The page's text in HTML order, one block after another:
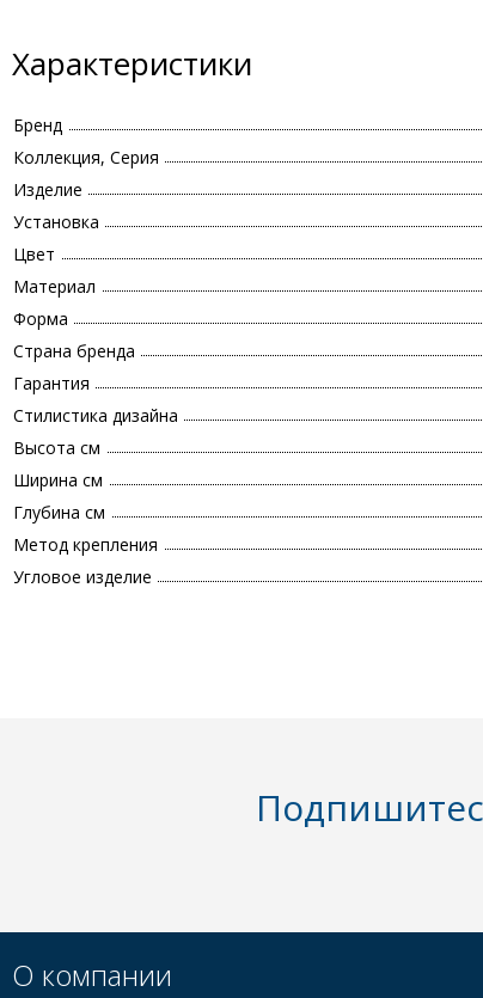
Характеристики
Бренд
Коллекция, Серия
Изделие
Установка
Цвет
Материал
Форма
Страна бренда
Гарантия
Стилистика дизайна
Высота см
Ширина см
Глубина см
Метод крепления
Угловое изделие
О компании